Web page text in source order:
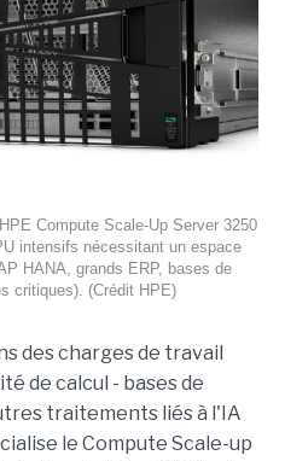
Compute Scale-Up Server 3250
intensifs nécessitant un espace
HANA, grands ERP, bases de
critiques). (Crédit HPE)
des charges de travail
de calcul - bases de
traitements liés à l'IA
le Compute Scale-up